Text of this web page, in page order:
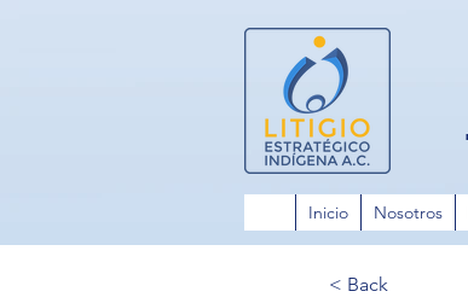
Inicio Nosotros
< Back